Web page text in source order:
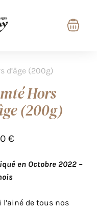
d’âge (200g)
Hors
(200g)
€
en Octobre 2022 –
l’ainé de tous nos